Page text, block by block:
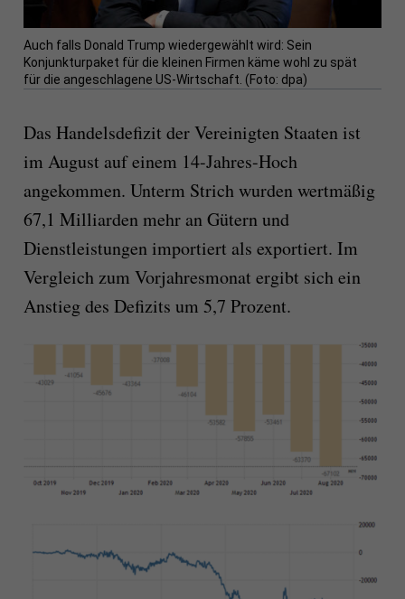
Auch falls Donald Trump wiedergewählt wird: Sein
Konjunkturpaket für die kleinen Firmen käme wohl zu spät
für die angeschlagene US-Wirtschaft. (Foto: dpa)
Das Handelsdefizit der Vereinigten Staaten ist
im August auf einem 14-Jahres-Hoch
angekommen. Unterm Strich wurden wertmäßig
67,1 Milliarden mehr an Gütern und
Dienstleistungen importiert als exportiert. Im
Vergleich zum Vorjahresmonat ergibt sich ein
Anstieg des Defizits um 5,7 Prozent.